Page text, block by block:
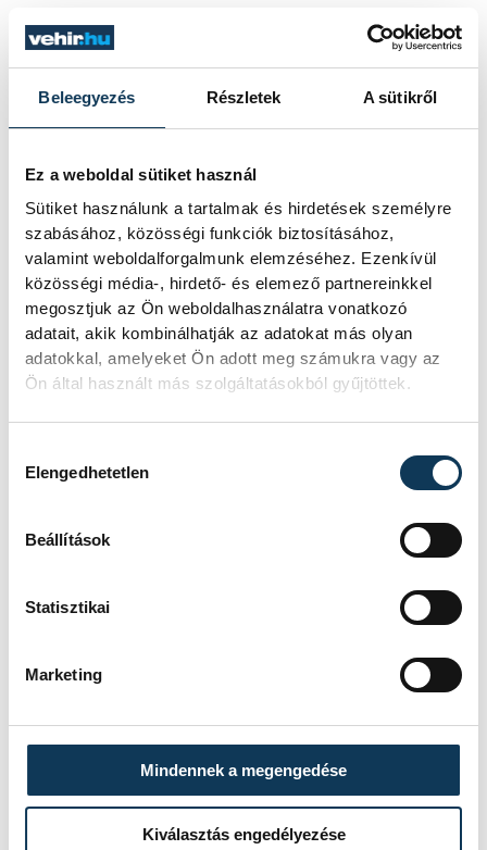
Beleegyezés Részletek A sütikről
Ez a weboldal sütiket használ
Sütiket használunk a tartalmak és hirdetések személyre
szabásához, közösségi funkciók biztosításához,
valamint weboldalforgalmunk elemzéséhez. Ezenkívül
közösségi média-, hirdető- és elemező partnereinkkel
megosztjuk az Ön weboldalhasználatra vonatkozó
adatait, akik kombinálhatják az adatokat más olyan
adatokkal, amelyeket Ön adott meg számukra vagy az
Ön által használt más szolgáltatásokból gyűjtöttek.
Elengedhetetlen
Beállítások
Statisztikai
Marketing
Mindennek a megengedése
Kiválasztás engedélyezése
TOVÁBBI CIKKEK